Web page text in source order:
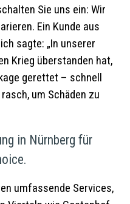
Sie uns ein: Wir
Ein Kunde aus
sagte: „In unserer
Krieg überstanden hat,
gerettet – schnell
um Schäden zu
in Nürnberg für
umfassende Services,